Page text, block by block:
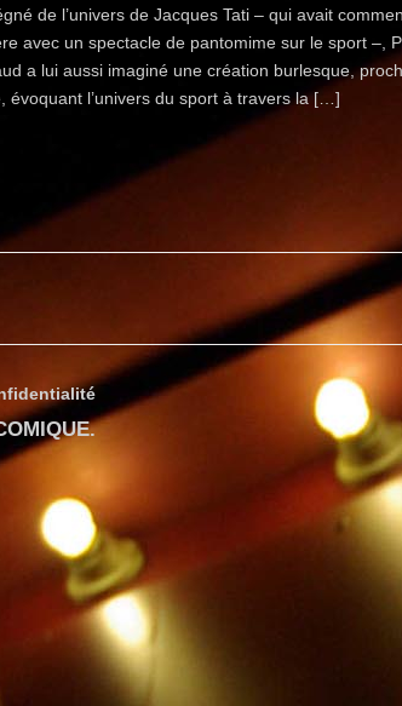
de l’univers de Jacques Tati – qui avait
avec un spectacle de pantomime sur le sport –,
a lui aussi imaginé une création burlesque,
évoquant l’univers du sport à travers la […]
.